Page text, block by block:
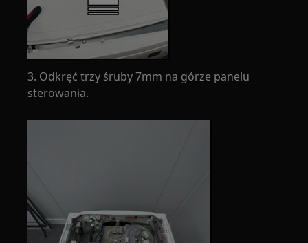
3. Odkręć trzy śruby 7mm na górze panelu
sterowania.